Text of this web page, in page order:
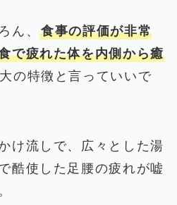
ん、食事の評価が非常
で疲れた体を内側から癒
の特徴と言っていいで
け流しで、広々とした湯
酷使した足腰の疲れが嘘